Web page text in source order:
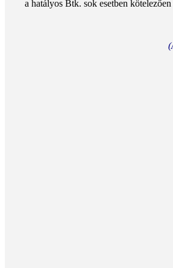
a hatályos Btk. sok esetben